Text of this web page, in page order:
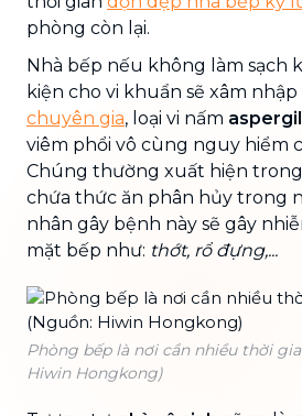
phòng còn lại.
Nhà bếp nếu không làm sạch
kiện cho vi khuẩn sẽ xâm nhập
chuyên gia, loại vi nấm
viêm phổi vô cùng nguy hiểm
Chúng thường xuất hiện
chứa thức ăn phân hủy trong
nhân gây bệnh này sẽ gây
mặt bếp như: thớt, rổ đựng,...
Phòng bếp là nơi cần nhiều thời
Hiwin Hongkong)